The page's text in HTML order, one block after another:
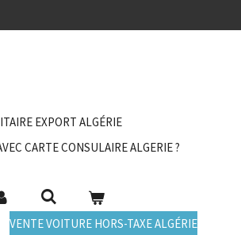
EXPORT ALGÉRIE
CARTE CONSULAIRE ALGERIE ?
VENTE VOITURE HORS-TAXE ALGÉRIE